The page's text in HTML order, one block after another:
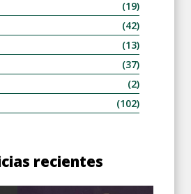
(19)
(42)
(13)
(37)
(2)
(102)
recientes